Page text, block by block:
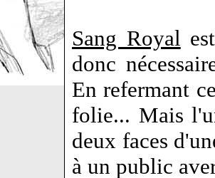
Sang Royal
donc
En refermant
folie... Mais
deux faces
à un public